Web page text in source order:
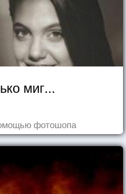
миг...
фотошопа